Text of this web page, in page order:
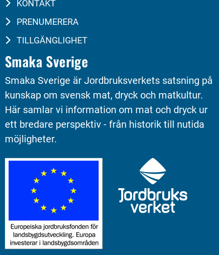
KONTAKT
PRENUMERERA
TILLGÄNGLIGHET
Smaka Sverige
Smaka Sverige är Jordbruksverkets satsning på
kunskap om svensk mat, dryck och matkultur.
Här samlar vi information om mat och dryck ur
ett bredare perspektiv - från historik till nutida
möjligheter.